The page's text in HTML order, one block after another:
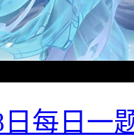
每日一